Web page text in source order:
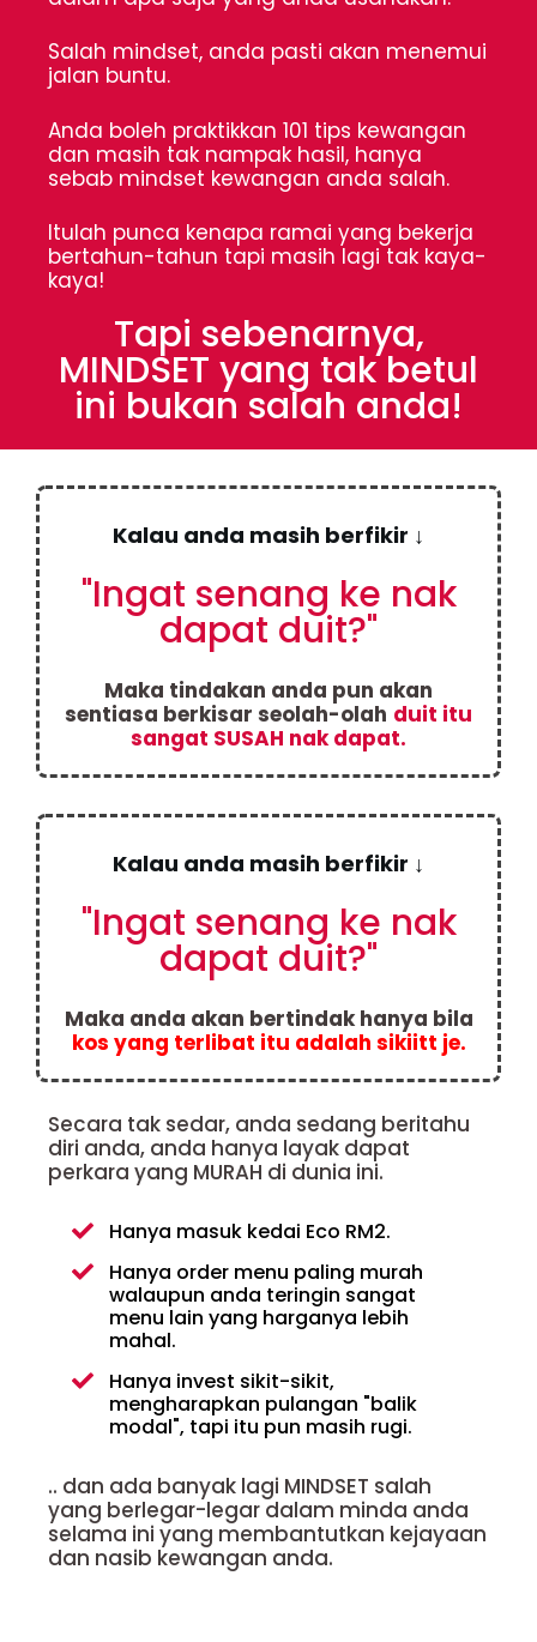
Salah mindset, anda pasti akan menemui
jalan buntu.
Anda boleh praktikkan 101 tips kewangan
dan masih tak nampak hasil, hanya
sebab mindset kewangan anda salah.
Itulah punca kenapa ramai yang bekerja
bertahun-tahun tapi masih lagi tak kaya-
kaya!
Tapi sebenarnya,
MINDSET yang tak betul
ini bukan salah anda!
Kalau anda masih berfikir ↓
"Ingat senang ke nak
dapat duit?"
Maka tindakan anda pun akan
sentiasa berkisar seolah-olah duit itu
sangat SUSAH nak dapat.
Kalau anda masih berfikir ↓
"Ingat senang ke nak
dapat duit?"
Maka anda akan bertindak hanya bila
kos yang terlibat itu adalah sikiitt je.
Secara tak sedar, anda sedang beritahu
diri anda, anda hanya layak dapat
perkara yang MURAH di dunia ini.
Hanya masuk kedai Eco RM2.
Hanya order menu paling murah
walaupun anda teringin sangat
menu lain yang harganya lebih
mahal.
Hanya invest sikit-sikit,
mengharapkan pulangan "balik
modal", tapi itu pun masih rugi.
.. dan ada banyak lagi MINDSET salah
yang berlegar-legar dalam minda anda
selama ini yang membantutkan kejayaan
dan nasib kewangan anda.